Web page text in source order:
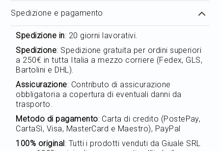
Spedizione e pagamento
Spedizione in: 20 giorni lavorativi.
Spedizione: Spedizione gratuita per ordini superiori
a 250€ in tutta Italia a mezzo corriere (Fedex, GLS,
Bartolini e DHL).
Assicurazione: Contributo di assicurazione
obbligatoria a copertura di eventuali danni da
trasporto.
Metodo di pagamento: Carta di credito (PostePay,
CartaSì, Visa, MasterCard e Maestro), PayPal
100% original: Tutti i prodotti venduti da Giuale SRL